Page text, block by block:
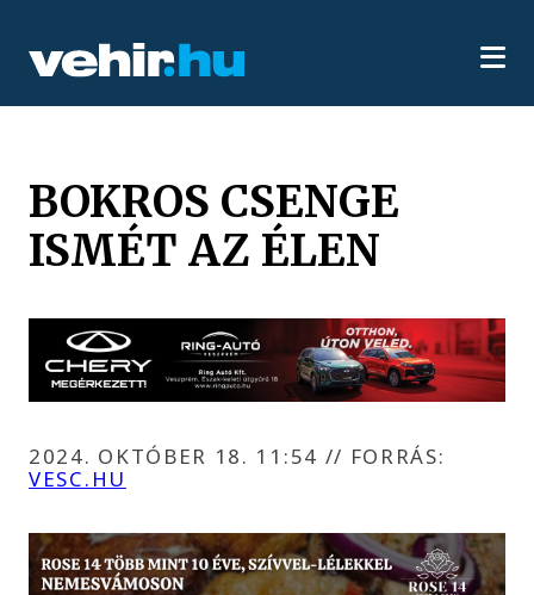
BOKROS CSENGE
ISMÉT AZ ÉLEN
2024. OKTÓBER 18. 11:54 // FORRÁS:
VESC.HU